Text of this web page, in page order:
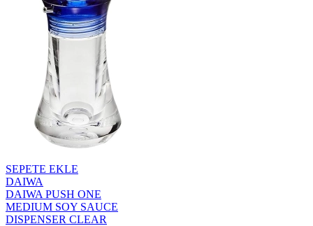
SEPETE EKLE
DAIWA
DAIWA PUSH ONE
MEDIUM SOY SAUCE
DISPENSER CLEAR